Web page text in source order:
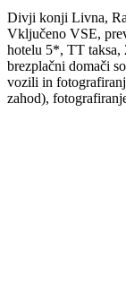
Divji konji Livna,
Vključeno VSE,
hotelu 5*, TT taksa,
brezplačni domači
vozili in
zahod),